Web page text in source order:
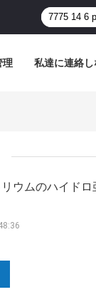
理 私達に連絡
ウムのハイド